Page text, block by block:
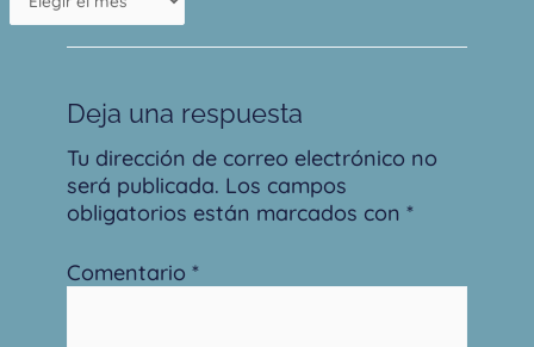
Deja una respuesta
Tu dirección de correo electrónico no
será publicada. Los campos
obligatorios están marcados con *
Comentario *